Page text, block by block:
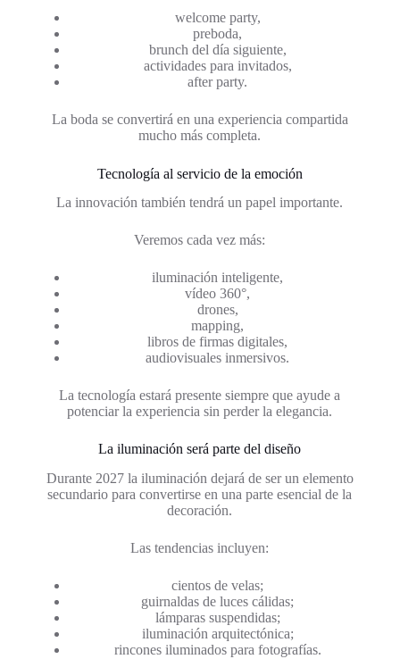
welcome party,
preboda,
brunch del día siguiente,
actividades para invitados,
after party.
La boda se convertirá en una experiencia compartida
mucho más completa.
Tecnología al servicio de la emoción
La innovación también tendrá un papel importante.
Veremos cada vez más:
iluminación inteligente,
vídeo 360°,
drones,
mapping,
libros de firmas digitales,
audiovisuales inmersivos.
La tecnología estará presente siempre que ayude a
potenciar la experiencia sin perder la elegancia.
La iluminación será parte del diseño
Durante 2027 la iluminación dejará de ser un elemento
secundario para convertirse en una parte esencial de la
decoración.
Las tendencias incluyen:
cientos de velas;
guirnaldas de luces cálidas;
lámparas suspendidas;
iluminación arquitectónica;
rincones iluminados para fotografías.